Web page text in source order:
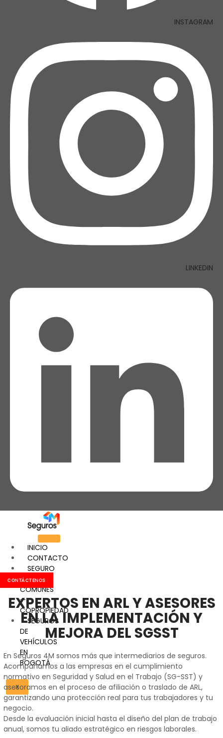
INSTAGRAM
LINKEDIN
INICIO
CONTACTO
SEGURO
DE ZONAS
COMUNES
—
COPROPIEDAD
SEGUROS
DE
VEHÍCULOS
EN
BOGOTÁ
X
CONTÁCTENOS
EXPERTOS EN ARL Y ASESORES
EN LA IMPLEMENTACIÓN Y
MEJORA DEL SGSST
En Seguros 4M somos más que intermediarios de seguros.
Acompañamos a las empresas en el cumplimiento
normativo en Seguridad y Salud en el Trabajo (SG-SST) y
asesoramos en el proceso de afiliación o traslado de ARL,
garantizando una protección real para tus trabajadores y tu
negocio.
Desde la evaluación inicial hasta el diseño del plan de trabajo
anual, somos tu aliado estratégico en riesgos laborales.